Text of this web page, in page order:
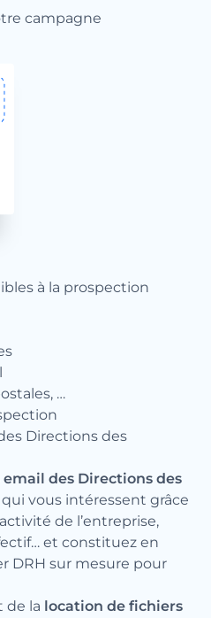
campagne
à la prospection
…
Directions des
email des Directions des
qui vous intéressent grâce
de l’entreprise,
et constituez en
DRH sur mesure pour
de la location de fichiers